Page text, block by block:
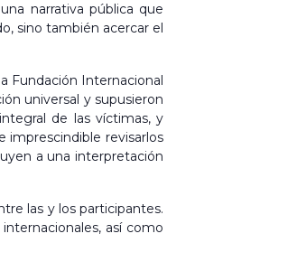
narrativa pública que
sino también acercar el
Fundación Internacional
universal y supusieron
de las víctimas, y
imprescindible revisarlos
a una interpretación
las y los participantes.
así como